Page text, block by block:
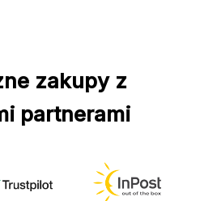
zakupy z
partnerami